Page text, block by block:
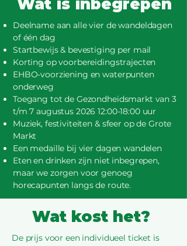
Wat is inbegrepen
Deelname aan alle vier de wandeldagen
of één dag
Startbewijs & bevestiging per mail
Korting op voorbereidingstrajecten
EHBO-voorziening en waterpunten
onderweg
Toegang tot de Gezondheidsmarkt van 3
t/m 7 augustus 2026 12:00-18:00 uur
Muziek, festiviteiten & sfeer op de Grote
Markt
Een medaille bij vier dagen wandelen
Eten en drinken zijn niet inbegrepen,
maar we zorgen voor genoeg
horecapunten langs de route.
Wat kost het?
De prijs voor een individueel ticket is